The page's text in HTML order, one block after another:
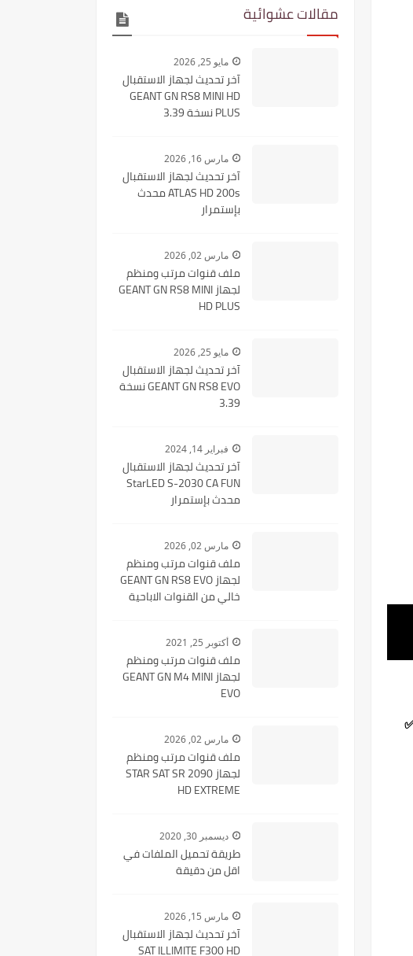
مقالات عشوائية
مايو 25, 2026
آخر تحديث لجهاز الاستقبال
GEANT GN RS8 MINI HD
PLUS نسخة 3.39
مارس 16, 2026
آخر تحديث لجهاز الاستقبال
ATLAS HD 200s محدث
بإستمرار
مارس 02, 2026
ملف قنوات مرتب ومنظم
لجهاز GEANT GN RS8 MINI
HD PLUS
مايو 25, 2026
آخر تحديث لجهاز الاستقبال
GEANT GN RS8 EVO نسخة
3.39
فبراير 14, 2024
آخر تحديث لجهاز الاستقبال
StarLED S-2030 CA FUN
محدث بإستمرار
مارس 02, 2026
ملف قنوات مرتب ومنظم
لجهاز GEANT GN RS8 EVO
خالي من القنوات الاباحية
أكتوبر 25, 2021
ملف قنوات مرتب ومنظم
لجهاز GEANT GN M4 MINI
EVO
مارس 02, 2026
ملف قنوات مرتب ومنظم
لجهاز STAR SAT SR 2090
HD EXTREME
ديسمبر 30, 2020
طريقة تحميل الملفات في
اقل من دقيقة
مارس 15, 2026
آخر تحديث لجهاز الاستقبال
SAT ILLIMITE F300 HD